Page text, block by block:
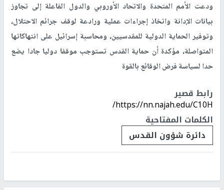
ودعت الأمم المتحدة والاتحاد الأوروبي والدول الفاعلة إلى تجاوز
بيانات الإدانة واتخاذ إجراءات عملية ورادعة لوقف جرائم الاحتلال،
وتوفير الحماية الدولية للمقدسيين، ومحاسبة إسرائيل على انتهاكاتها
المتواصلة، مؤكدة أن حماية القدس تستوجب موقفا دوليا جادا يضع
حدا لسياسة فرض الوقائع بالقوة
رابط قصير
https://nn.najah.edu/C10H/
الكلمات المفتاحية
دائرة شؤون القدس